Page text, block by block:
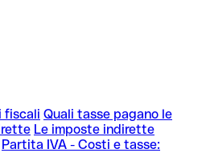
fiscali Quali tasse pagano le
Le imposte indirette
Partita IVA - Costi e tasse: